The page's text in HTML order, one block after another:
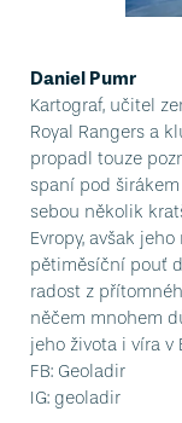
Daniel Pumr
Kartograf, učitel
Royal Rangers a
propadl touze
spaní pod
sebou několik
Evropy, avšak
pětiměsíční pouť
radost z
něčem mnohem
jeho života i víra v
FB: Geoladir
IG: geoladir